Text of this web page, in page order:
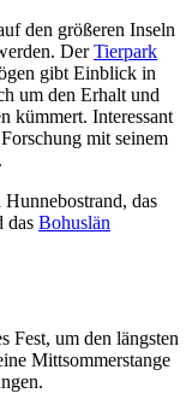
den größeren Inseln
DerTierpark
gibt Einblick in
um den Erhalt und
kümmert. Interessant
mit seinem
.
Hunnebostrand, das
das Bohuslän
Fest, um den längsten
Mittsommerstange